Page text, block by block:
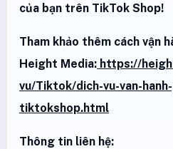
của bạn trên TikTok Shop!
Tham khảo thêm cách vận
Height Media: https://
vu/Tiktok/dich-vu-van-
tiktokshop.html
Thông tin liên hệ: